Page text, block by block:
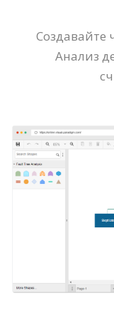
Создавайте
Анализ